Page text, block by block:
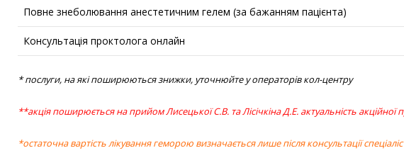
Повне знеболювання анестетичним гелем (за бажанням пацієнта)
Консультація проктолога онлайн
* послуги, на які поширюються знижки, уточнюйте у операторів кол-центру
**акція поширюється на прийом Лисецької С.В. та Лісічкіна Д.Е. актуальність
*остаточна вартість лікування геморою визначається лише після консультації